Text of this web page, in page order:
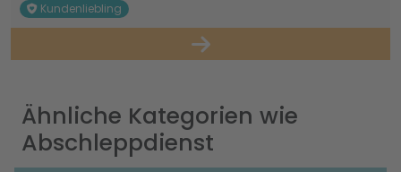
Kundenliebling
Ähnliche Kategorien wie
Abschleppdienst